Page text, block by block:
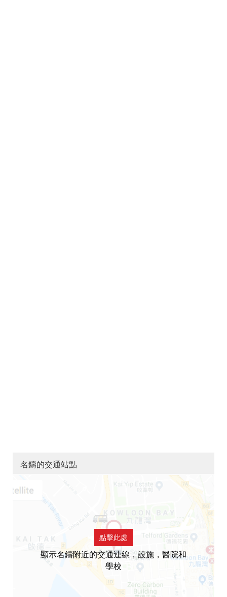
名鑄的交通站點
點擊此處
顯示名鑄附近的交通連線，設施，醫院和
學校